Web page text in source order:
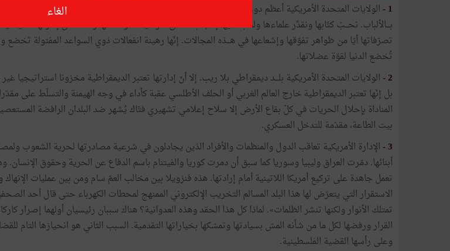
1 - الولايات المتحدة الأمريكية أعظم دول العـــالم عسكـريا واقتصـاديا ولهـــا من القوّة الناعمة ما يؤهّلها لامتلاك
بـــالألباب. نحـــبّ كتّابها ونقدِّر علماءها ولنا بفنّانيها إعجاب صادق، موسيقاها وأفلامها رائعة. لكن إدارتها
تصرّفاتها أيّا من ظواهر تفوّقها وإشعاعها في هـــذه المجالات. إنّها رهينة انفعالات ذوي السواعد المفتولة
تُخضع الدنيا لقوّة عضلاتها.
2 - الولايات المتحدة الأمريكية بلـــد ديمقراطي بلا ريب. إلا أنّ إدارتها تعتبر الديمقراطية مخزونا استراتيجيا
بل إنّها تعتبر الديمقراطية خارج العالم الغربي أو الحلف الأطلسي عقبة كأداء في وجه الهيمنة والتسلّط على
المناداة بإحلال الحريات في كلّ بقاع الأرض إلا سلاح إعلامي تشهيري فتّاك يُشهر ضد البلدان الرافضة
بيت الطاعة، مقدّمة للتدخل العسكري.
3 - الإدارة الأمريكية تعاقب الدول والمنظمات والأفراد الذين يجادلون في شرعية مصادرتها لحرية الشعوب
أبنائها. دمّرت العراق وليبيا وسوريا كما سبق أن دمرت كوريا والفيتنام باسم الدفاع عن الحرية وحقوق الإنسان.
تعمل جاهدة على تركيع أمريكا اللاتينية أمام إرادتها. هذه فنزويلا بين مخالب العمّ سام ومن بين عمليات
الاستقرار التي يتعرّض لها هذا البلد المسالم التخريب الإلكتروني الممنهج لمحطات الكهرباء حتى قال أحد
تمتلك الأنوار ولكنها تنشر الظلمات». لماذا كل هذا الحقد وهذه العدوانية؟ هناك سببان رئيسيان أولهما إصرار
القرار ورفضها لكل ما من شأنه المسّ بسيادتها وتمسّكها بخياراتها التقدمية. السبب الثاني هو انحيازها التام
وعلى رأسها القضية الفلسطينية.
الغاء